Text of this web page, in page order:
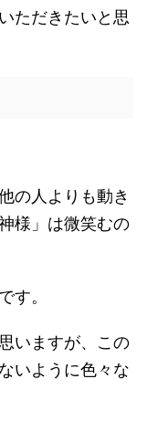
ただきたいと思
の人よりも動き
様」は微笑むの
す。
いますが、この
いように色々な